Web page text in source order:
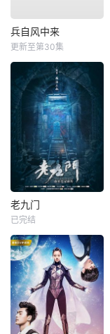
兵自风中来
更新至第30集
老九门
已完结